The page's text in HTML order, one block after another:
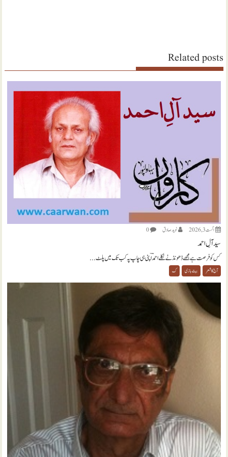
Related posts
اگست 3, 2026 نويد صادق 0
سید آلِ احمد
کس کو فرصت ہے مجھے ڈھونڈنے نکلے احمدؔ اپنی ہی چاپ پہ کب تک میں پلٹ...
آج کا شعر بیت بازی ک